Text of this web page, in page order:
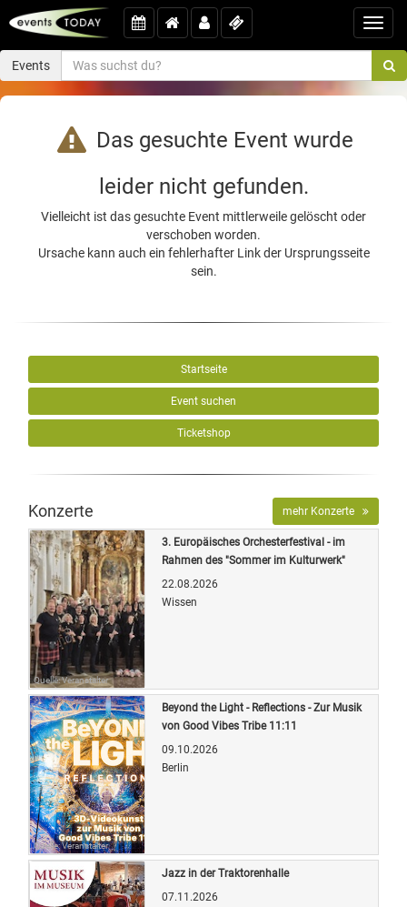
Events
Das gesuchte Event wurde
leider nicht gefunden.
Vielleicht ist das gesuchte Event mittlerweile gelöscht oder
verschoben worden.
Ursache kann auch ein fehlerhafter Link der Ursprungsseite
sein.
Startseite
Event suchen
Ticketshop
Konzerte mehr Konzerte
Quelle: Veranstalter
3. Europäisches Orchesterfestival - im
Rahmen des "Sommer im Kulturwerk"
22.08.2026
Wissen
Quelle: Veranstalter
Beyond the Light - Reflections - Zur Musik
von Good Vibes Tribe 11:11
09.10.2026
Berlin
Jazz in der Traktorenhalle
07.11.2026